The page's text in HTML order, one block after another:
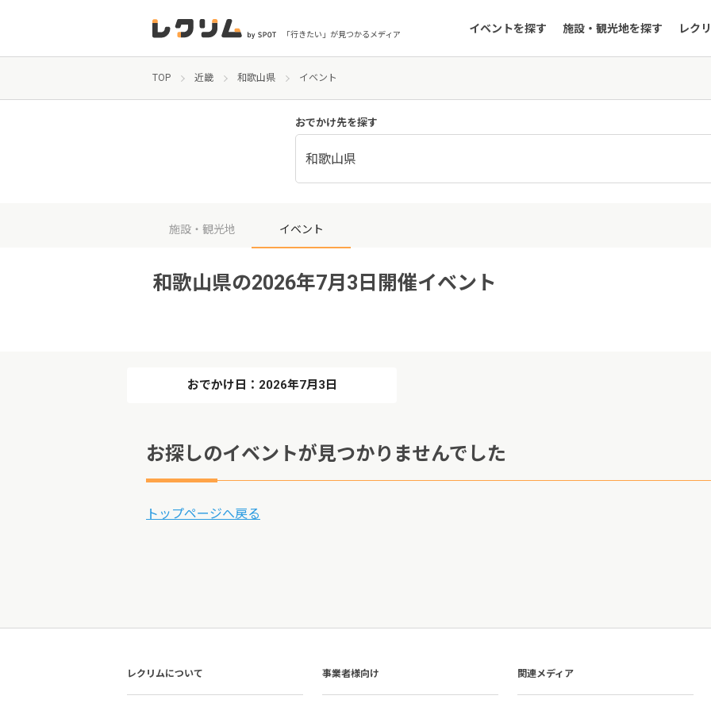
「行きたい」が見つかるメディア イベントを探す 施設・観光地を探す レク
TOP 近畿 和歌山県 イベント
おでかけ先を探す
和歌山県
施設・観光地 イベント
和歌山県の2026年7月3日開催イベント
おでかけ日：2026年7月3日
お探しのイベントが見つかりませんでした
トップページへ戻る
レクリムについて 事業者様向け 関連メディア